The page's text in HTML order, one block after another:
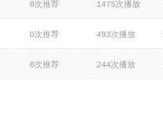
0次推荐 1475次播放
0次推荐 493次播放
0次推荐 244次播放